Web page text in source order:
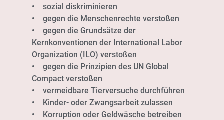
• sozial diskriminieren
• gegen die Menschenrechte verstoßen
• gegen die Grundsätze der
Kernkonventionen der International Labor
Organization (ILO) verstoßen
• gegen die Prinzipien des UN Global
Compact verstoßen
• vermeidbare Tierversuche durchführen
• Kinder- oder Zwangsarbeit zulassen
• Korruption oder Geldwäsche betreiben